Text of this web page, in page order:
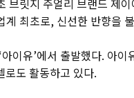
브릿지 주얼리 브랜드 제
최초로, 신선한 반향을
이유’에서 출발했다. 아
도 활동하고 있다.